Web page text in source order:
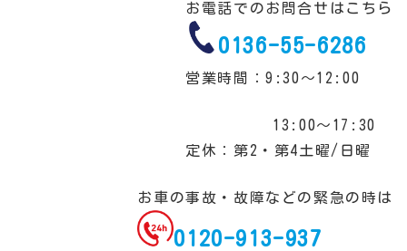
お電話でのお問合せはこちら
0136-55-6286
営業時間：9:30～12:00
13:00～17:30
定休：第2・第4土曜/日曜
お車の事故・故障などの緊急の時は
0120-913-937